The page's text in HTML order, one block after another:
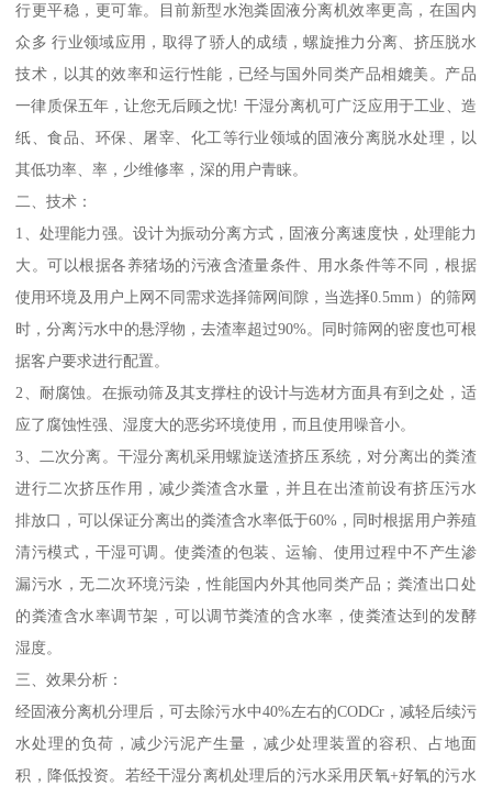
行更平稳，更可靠。目前新型水泡粪固液分离机效率更高，在国内
众多 行业领域应用，取得了骄人的成绩，螺旋推力分离、挤压脱水
技术，以其的效率和运行性能，已经与国外同类产品相媲美。产品
一律质保五年，让您无后顾之忧! 干湿分离机可广泛应用于工业、造
纸、食品、环保、屠宰、化工等行业领域的固液分离脱水处理，以
其低功率、率，少维修率，深的用户青睐。
二、技术：
1、处理能力强。设计为振动分离方式，固液分离速度快，处理能力
大。可以根据各养猪场的污液含渣量条件、用水条件等不同，根据
使用环境及用户上网不同需求选择筛网间隙，当选择0.5mm）的筛网
时，分离污水中的悬浮物，去渣率超过90%。同时筛网的密度也可根
据客户要求进行配置。
2、耐腐蚀。在振动筛及其支撑柱的设计与选材方面具有到之处，适
应了腐蚀性强、湿度大的恶劣环境使用，而且使用噪音小。
3、二次分离。干湿分离机采用螺旋送渣挤压系统，对分离出的粪渣
进行二次挤压作用，减少粪渣含水量，并且在出渣前设有挤压污水
排放口，可以保证分离出的粪渣含水率低于60%，同时根据用户养殖
清污模式，干湿可调。使粪渣的包装、运输、使用过程中不产生渗
漏污水，无二次环境污染，性能国内外其他同类产品；粪渣出口处
的粪渣含水率调节架，可以调节粪渣的含水率，使粪渣达到的发酵
湿度。
三、效果分析：
经固液分离机分理后，可去除污水中40%左右的CODCr，减轻后续污
水处理的负荷，减少污泥产生量，减少处理装置的容积、占地面
积，降低投资。若经干湿分离机处理后的污水采用厌氧+好氧的污水